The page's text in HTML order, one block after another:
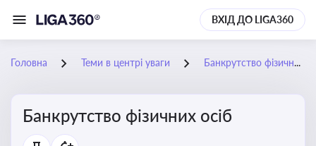
ВХІД ДО LIGA360
Головна Теми в центрі уваги Банкрутство фізичних осіб
Банкрутство фізичних осіб